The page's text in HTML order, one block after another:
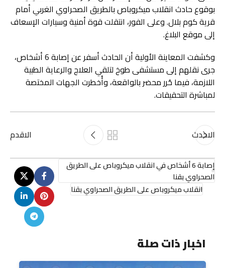
بوقوع حادث انقلاب ميكروباص بالطريق الصحراوي الغربي أمام
قرية كوم بلال. وعلى الفور، انتقلت قوة أمنية وسيارات الإسعاف
إلى موقع البلاغ.
وكشفت المعاينة الأولية أن الحادث أسفر عن إصابة 6 أشخاص،
جرى نقلهم إلى مستشفى طوخ لتلقي العلاج والرعاية الطبية
اللازمة، فيما حُرر محضر بالواقعة، وأُخطرت الجهات المختصة
لمباشرة التحقيقات.
الاحدث الاقدم
إصابة 6 أشخاص في انقلاب ميكروباص على الطريق
الصحراوي بقنا
انقلاب ميكروباص على الطريق الصحراوي بقنا
اخبار ذات صلة